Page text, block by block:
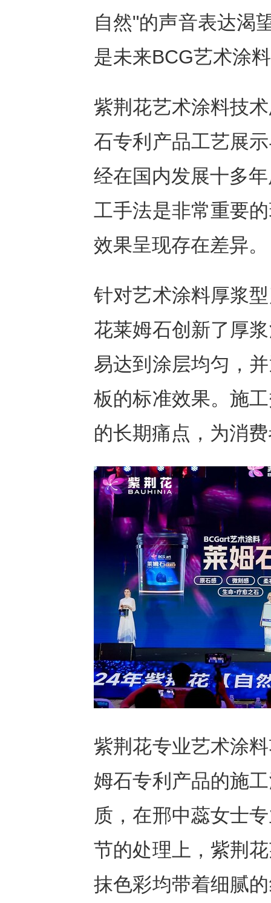
自然"的声音表达渴
是未来BCG艺术涂
紫荆花艺术涂料技
石专利产品工艺展
经在国内发展十多
工手法是非常重要
效果呈现存在差异。
针对艺术涂料厚浆
花莱姆石创新了厚
易达到涂层均匀，
板的标准效果。施
的长期痛点，为消
紫荆花专业艺术涂
姆石专利产品的施
质，在邢中蕊女士
节的处理上，紫荆
抹色彩均带着细腻